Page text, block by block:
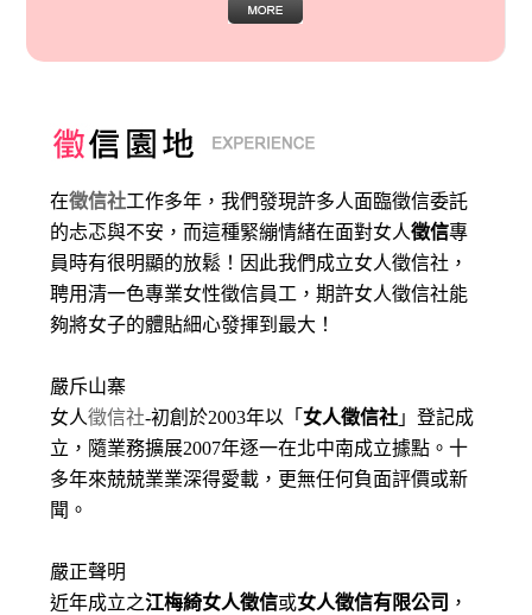
在徵信社工作多年，我們發現許多人面臨徵信委託
的忐忑與不安，而這種緊繃情緒在面對女人徵信專
員時有很明顯的放鬆！因此我們成立女人徵信社，
聘用清一色專業女性徵信員工，期許女人徵信社能
夠將女子的體貼細心發揮到最大 ！
嚴斥山寨
女人徵信社-初創於2003年以「 女人徵信社 」登記成
立，隨業務擴展2007年逐一在北中南成立據點。十
多年來兢兢業業深得愛載，更無任何負面評價或新
聞。
嚴正聲明
近年成立之江梅綺女人徵信或女人徵信有限公司 ，